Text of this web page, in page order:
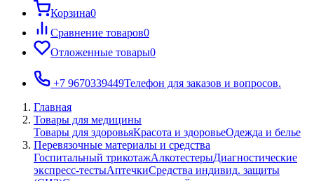
Корзина0
Сравнение товаров0
Отложенные товары0
+7 9670339449Телефон для заказов и вопросов.
Главная
Товары для медицины
Товары для здоровьяКрасота и здоровьеОдежда и белье
Перевязочные материалы и средства
Госпитальный трикотажАлкотестерыДиагностические
экспресс-тестыАптечкиСредства индивид. защиты